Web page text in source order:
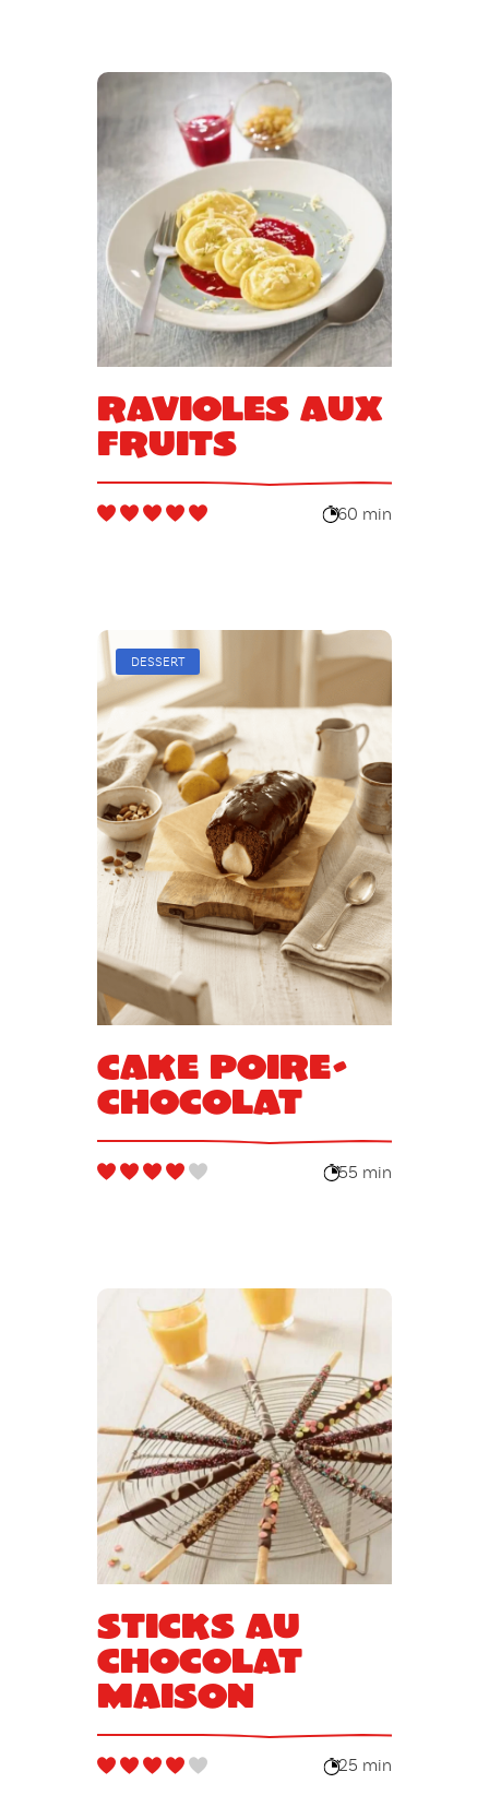
Ravioles aux
fruits
60 min
DESSERT
Cake poire-
chocolat
55 min
Sticks au
chocolat
maison
25 min